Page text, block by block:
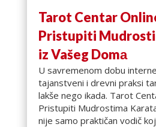
Tarot Centar
Pristupiti
iz Vašeg Domа
U savremenom dobu
tajanstveni i drevni praksi
lakše nego ikada. Tarot
Pristupiti Mudrostima
nije samo praktičan vodič koj